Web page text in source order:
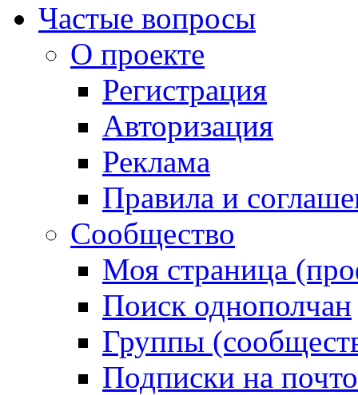
Частые вопросы
О проекте
Регистрация
Авторизация
Реклама
Правила и
Сообщество
Моя страница
Поиск однополчан
Группы
Подписки на